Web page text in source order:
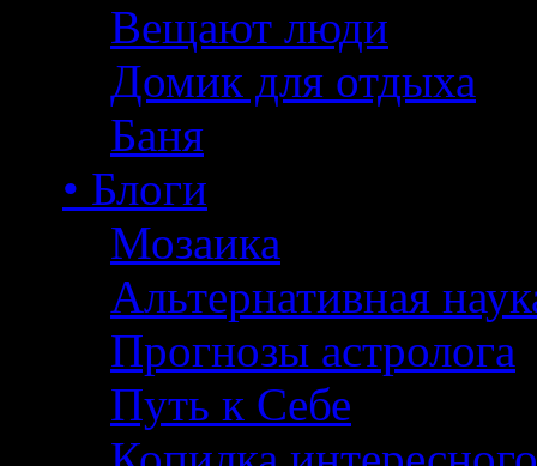
Вещают люди
Домик для отдыха
Баня
• Блоги
Мозаика
Альтернативная
Прогнозы астролога
Путь к Себе